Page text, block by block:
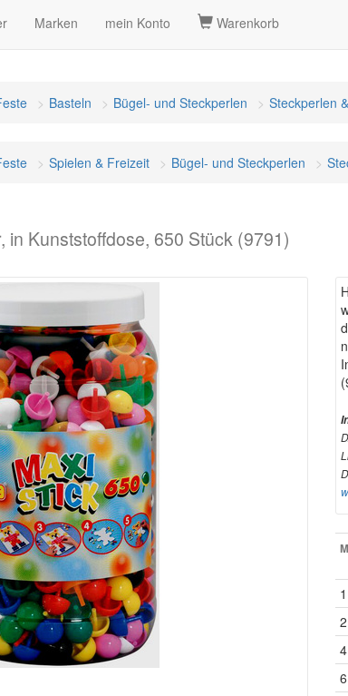
Marken mein Konto Warenkorb
Basteln Bügel- und Steckperlen Steckperlen
Spielen & Freizeit Bügel- und Steckperlen
in Kunststoffdose, 650 Stück (9791)
1
2
4
6